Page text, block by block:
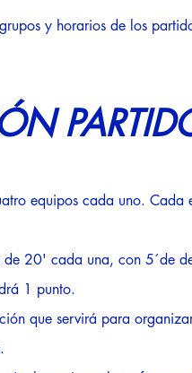
y horarios de los
equipos cada uno. Cada
20' cada una, con 5´de
1 punto.
que servirá para